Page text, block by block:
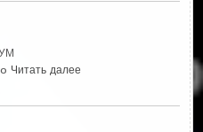
Читать далее